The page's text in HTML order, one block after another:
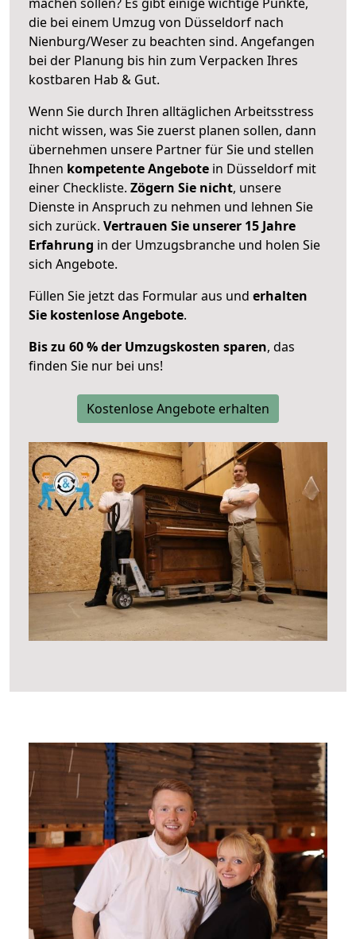
die bei einem Umzug von Düsseldorf nach
Nienburg/Weser zu beachten sind. Angefangen
bei der Planung bis hin zum Verpacken Ihres
kostbaren Hab & Gut.
Wenn Sie durch Ihren alltäglichen Arbeitsstress
nicht wissen, was Sie zuerst planen sollen, dann
übernehmen unsere Partner für Sie und stellen
Ihnen kompetente Angebote in Düsseldorf mit
einer Checkliste. Zögern Sie nicht, unsere
Dienste in Anspruch zu nehmen und lehnen Sie
sich zurück. Vertrauen Sie unserer 15 Jahre
Erfahrung in der Umzugsbranche und holen Sie
sich Angebote.
Füllen Sie jetzt das Formular aus und erhalten
Sie kostenlose Angebote.
Bis zu 60 % der Umzugskosten sparen, das
finden Sie nur bei uns!
Kostenlose Angebote erhalten